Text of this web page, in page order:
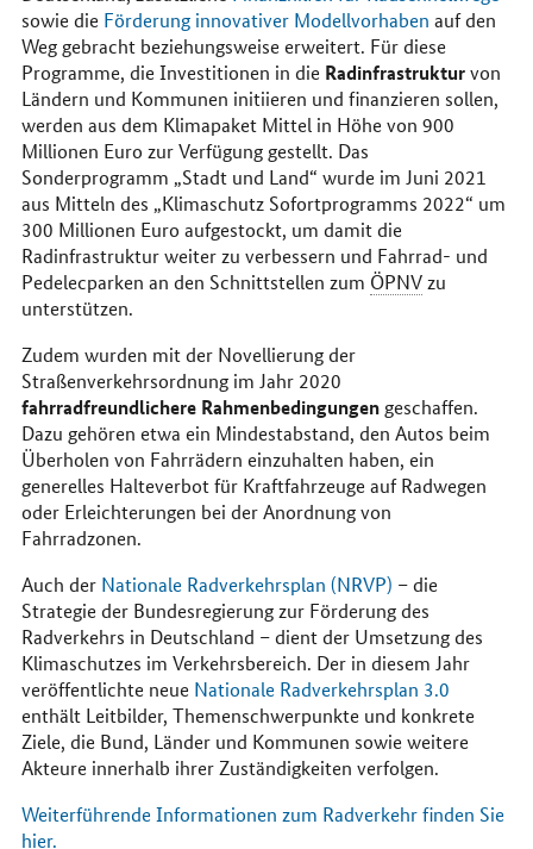
sowie die Förderung innovativer Modellvorhaben auf den
Weg gebracht beziehungsweise erweitert. Für diese
Programme, die Investitionen in die Radinfrastrukturvon
Ländern und Kommunen initiieren und finanzieren sollen,
werden aus dem Klimapaket Mittel in Höhe von 900
Millionen Euro zur Verfügung gestellt. Das
Sonderprogramm „Stadt und Land“ wurde im Juni 2021
aus Mitteln des „Klimaschutz Sofortprogramms 2022“ um
300 Millionen Euro aufgestockt, um damit die
Radinfrastruktur weiter zu verbessern und Fahrrad- und
Pedelecparken an den Schnittstellen zum ÖPNVzu
unterstützen.
Zudem wurden mit der Novellierung der
Straßenverkehrsordnung im Jahr 2020
fahrradfreundlichere Rahmenbedingungengeschaffen.
Dazu gehören etwa ein Mindestabstand, den Autos beim
Überholen von Fahrrädern einzuhalten haben, ein
generelles Halteverbot für Kraftfahrzeuge auf Radwegen
oder Erleichterungen bei der Anordnung von
Fahrradzonen.
Auch der Nationale Radverkehrsplan (NRVP) – die
Strategie der Bundesregierung zur Förderung des
Radverkehrs in Deutschland – dient der Umsetzung des
Klimaschutzes im Verkehrsbereich. Der in diesem Jahr
veröffentlichte neue Nationale Radverkehrsplan 3.0
enthält Leitbilder, Themenschwerpunkte und konkrete
Ziele, die Bund, Länder und Kommunen sowie weitere
Akteure innerhalb ihrer Zuständigkeiten verfolgen.
Weiterführende Informationen zum Radverkehr finden Sie
hier.